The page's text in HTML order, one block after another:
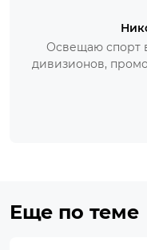
Освещаю спорт
дивизионов,
Еще по теме